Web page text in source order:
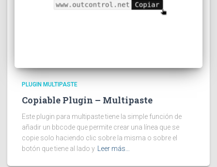
PLUGIN MULTIPASTE
Copiable Plugin – Multipaste
Este plugin para multipaste tiene la simple función de
añadir un bbcode que permite crear una línea que se
copie solo haciendo clic sobre la misma o sobre el
botón que tiene al lado y
Leer más…